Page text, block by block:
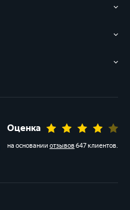
Оценка
на основании отзывов647 клиентов.